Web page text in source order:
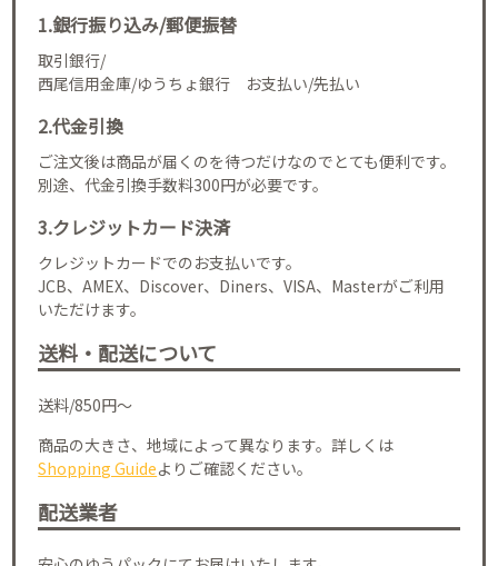
1.銀行振り込み/郵便振替
取引銀行/
西尾信用金庫/ゆうちょ銀行 お支払い/先払い
2.代金引換
ご注文後は商品が届くのを待つだけなのでとても便利です。
別途、代金引換手数料300円が必要です。
3.クレジットカード決済
クレジットカードでのお支払いです。
JCB、AMEX、Discover、Diners、VISA、Masterがご利用
いただけます。
送料・配送について
送料/850円～
商品の大きさ、地域によって異なります。詳しくは
Shopping Guideよりご確認ください。
配送業者